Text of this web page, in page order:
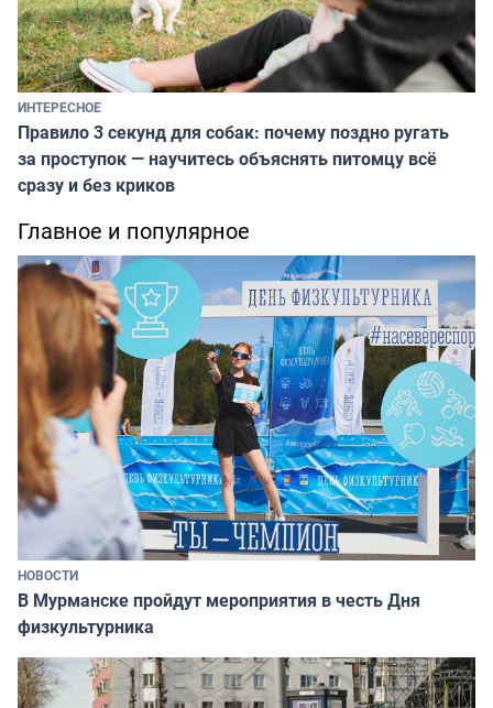
ИНТЕРЕСНОЕ
Правило 3 секунд для собак: почему поздно ругать
за проступок — научитесь объяснять питомцу всё
сразу и без криков
Главное и популярное
НОВОСТИ
В Мурманске пройдут мероприятия в честь Дня
физкультурника